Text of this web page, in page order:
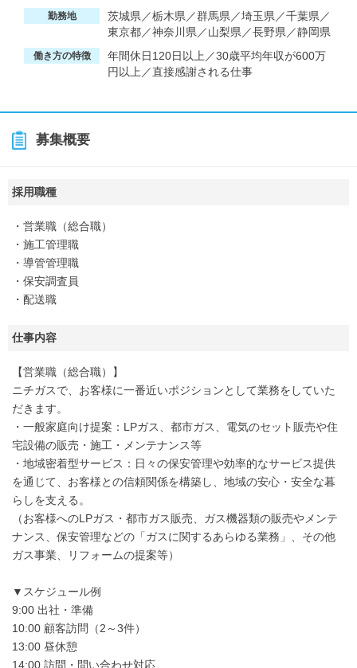
勤務地
茨城県／栃木県／群馬県／埼玉県／千葉県／
東京都／神奈川県／山梨県／長野県／静岡県
働き方の特徴
年間休日120日以上／30歳平均年収が600万
円以上／直接感謝される仕事
募集概要
採用職種
・営業職（総合職）
・施工管理職
・導管管理職
・保安調査員
・配送職
仕事内容
【営業職（総合職）】
ニチガスで、お客様に一番近いポジションとして業務をしていた
だきます。
・一般家庭向け提案：LPガス、都市ガス、電気のセット販売や住
宅設備の販売・施工・メンテナンス等
・地域密着型サービス：日々の保安管理や効率的なサービス提供
を通じて、お客様との信頼関係を構築し、地域の安心・安全な暮
らしを支える。
（お客様へのLPガス・都市ガス販売、ガス機器類の販売やメンテ
ナンス、保安管理などの「ガスに関するあらゆる業務」、その他
ガス事業、リフォームの提案等）
▼スケジュール例
9:00 出社・準備
10:00 顧客訪問（2～3件）
13:00 昼休憩
14:00 訪問・問い合わせ対応